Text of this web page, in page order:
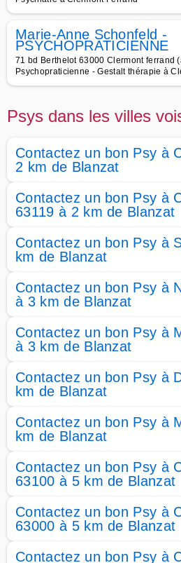
Marie-Anne Schonfeld -
PSYCHOPRATICIENNE
71 bd Berthelot 63000 Clermont ferrand
Psychopraticienne - Gestalt thérapie à
Psys dans les villes
Contactez un bon Psy à
2 km de Blanzat
Contactez un bon Psy à
63119 à 2 km de Blanzat
Contactez un bon Psy à
km de Blanzat
Contactez un bon Psy à
à 3 km de Blanzat
Contactez un bon Psy à
à 3 km de Blanzat
Contactez un bon Psy à
km de Blanzat
Contactez un bon Psy à
km de Blanzat
Contactez un bon Psy à
63100 à 5 km de Blanzat
Contactez un bon Psy à
63000 à 5 km de Blanzat
Contactez un bon Psy à